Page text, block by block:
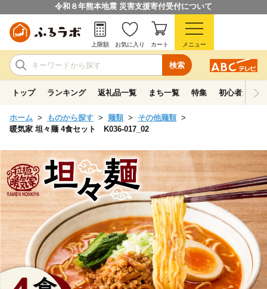
令和８年熊本地震 災害支援寄付受付について
検索
上限額 お気に入り カート メニュー
トップ ランキング 返礼品一覧 まち一覧 特集 初心者ガイド
ホーム ものから探す 麺類
その他麺類
暖気家 坦々麺 4食セット K036-017_02